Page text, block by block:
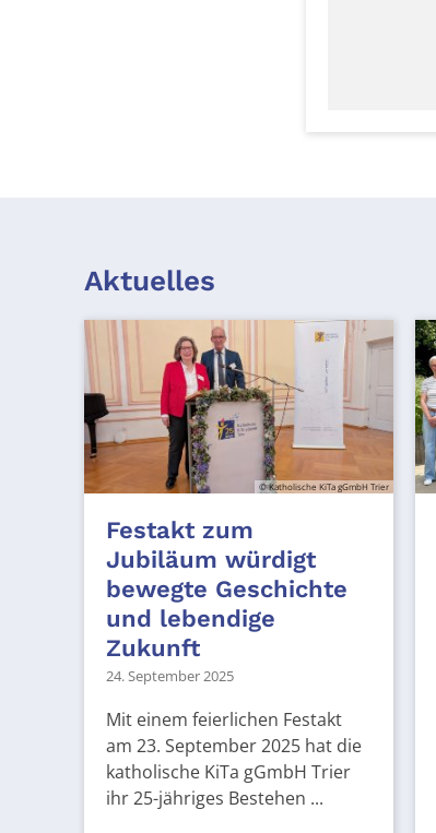
Aktuelles
© Katholische KiTa gGmbH Trier
Festakt zum
Jubiläum würdigt
bewegte Geschichte
und lebendige
Zukunft
24. September 2025
Mit einem feierlichen Festakt
am 23. September 2025 hat die
katholische KiTa gGmbH Trier
ihr 25-jähriges Bestehen ...